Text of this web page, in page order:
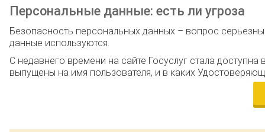
Персональные данные: есть ли угроза
Безопасность персональных данных – вопрос
данные используются.
С недавнего времени на сайте Госуслуг стала
выпущены на имя пользователя, и в каких